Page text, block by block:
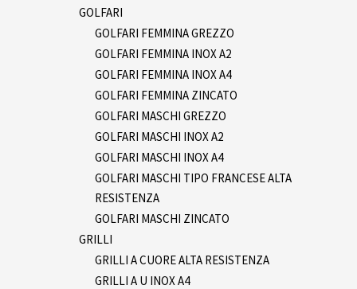
GOLFARI
GOLFARI FEMMINA GREZZO
GOLFARI FEMMINA INOX A2
GOLFARI FEMMINA INOX A4
GOLFARI FEMMINA ZINCATO
GOLFARI MASCHI GREZZO
GOLFARI MASCHI INOX A2
GOLFARI MASCHI INOX A4
GOLFARI MASCHI TIPO FRANCESE ALTA
RESISTENZA
GOLFARI MASCHI ZINCATO
GRILLI
GRILLI A CUORE ALTA RESISTENZA
GRILLI A U INOX A4